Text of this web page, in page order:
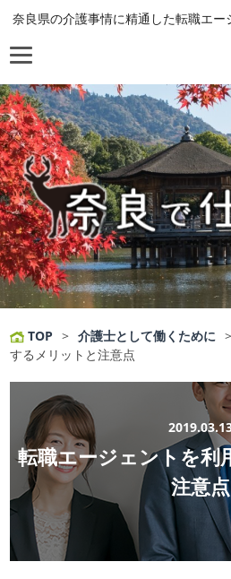
奈良県の介護事情に精通した転職エ
TOP > 介護士として働くために >
するメリットと注意点
転職エージェントを利
注意点